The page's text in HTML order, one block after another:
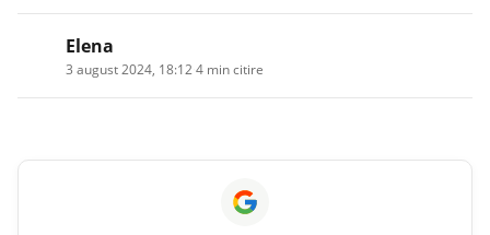
Elena
3 august 2024, 18:124 min citire